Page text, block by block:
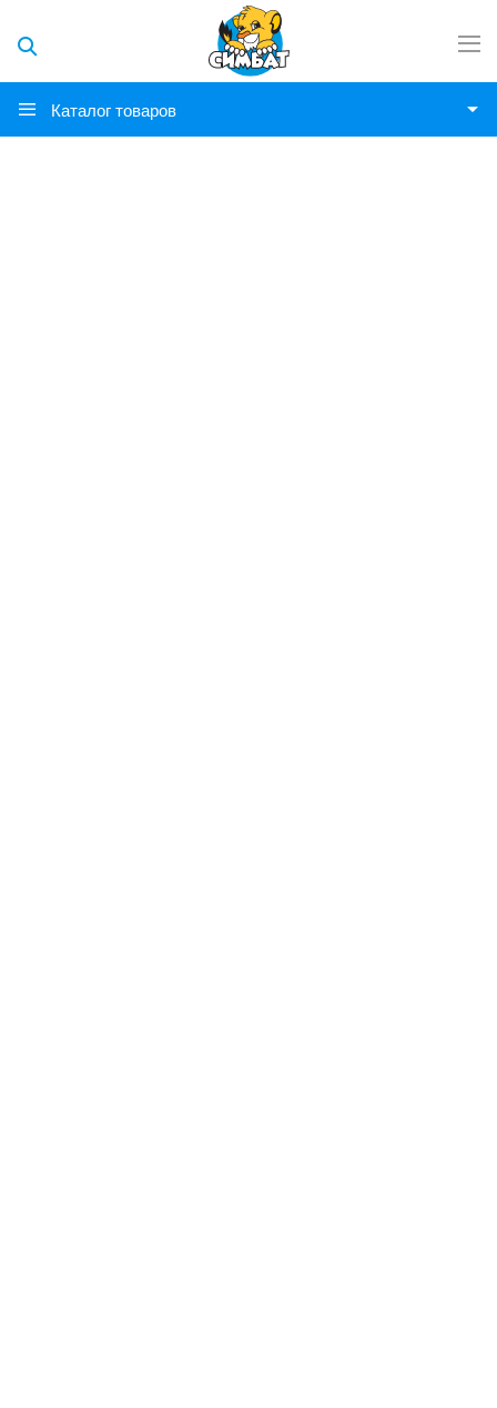
Каталог товаров